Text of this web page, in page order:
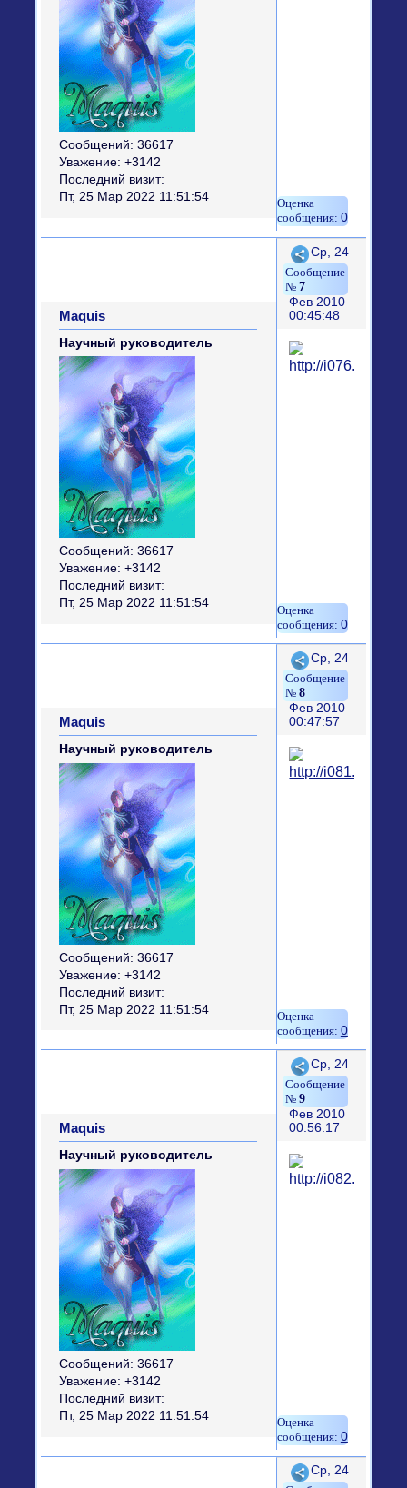
Сообщений: 36617
Уважение: +3142
Последний визит:
Пт, 25 Мар 2022 11:51:54
0
Поделиться
7
Ср, 24
Фев 2010
00:45:48
Maquis
Научный руководитель
Сообщений: 36617
Уважение: +3142
Последний визит:
Пт, 25 Мар 2022 11:51:54
0
Поделиться
8
Ср, 24
Фев 2010
00:47:57
Maquis
Научный руководитель
Сообщений: 36617
Уважение: +3142
Последний визит:
Пт, 25 Мар 2022 11:51:54
0
Поделиться
9
Ср, 24
Фев 2010
00:56:17
Maquis
Научный руководитель
Сообщений: 36617
Уважение: +3142
Последний визит:
Пт, 25 Мар 2022 11:51:54
0
Поделиться
Ср, 24